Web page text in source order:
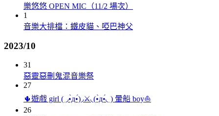
樂悠悠 OPEN MIC（11/2 場次）
1
音樂大排檔：鐵皮貓、啞巴神父
2023/10
31
惡靈惡刪鬼混音樂祭
27
🌵遊戲 girl ( ◞•̀д•́)◞⚔️◟(•̀д•́◟ ) 暈船 boy⛵️
26